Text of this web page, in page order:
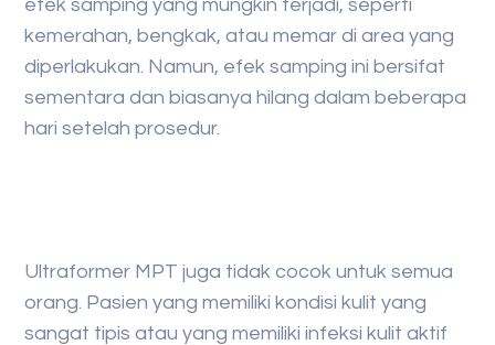
efek samping yang mungkin terjadi, seperti
kemerahan, bengkak, atau memar di area yang
diperlakukan. Namun, efek samping ini bersifat
sementara dan biasanya hilang dalam beberapa
hari setelah prosedur.
Ultraformer MPT juga tidak cocok untuk semua
orang. Pasien yang memiliki kondisi kulit yang
sangat tipis atau yang memiliki infeksi kulit aktif